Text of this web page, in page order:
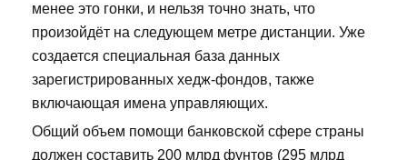
менее это гонки, и нельзя точно знать, что
произойдёт на следующем метре дистанции. Уже
создается специальная база данных
зарегистрированных хедж-фондов, также
включающая имена управляющих.
Общий объем помощи банковской сфере страны
должен составить 200 млрд фунтов (295 млрд